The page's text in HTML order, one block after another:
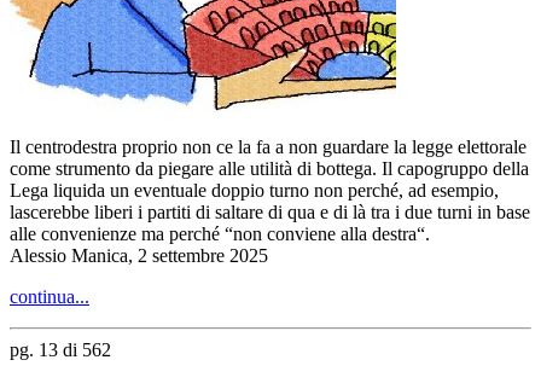
Il centrodestra proprio non ce la fa a non guardare la legge elettorale
come strumento da piegare alle utilità di bottega. Il capogruppo della
Lega liquida un eventuale doppio turno non perché, ad esempio,
lascerebbe liberi i partiti di saltare di qua e di là tra i due turni in base
alle convenienze ma perché “non conviene alla destra“.
Alessio Manica, 2 settembre 2025
continua...
pg. 13 di 562